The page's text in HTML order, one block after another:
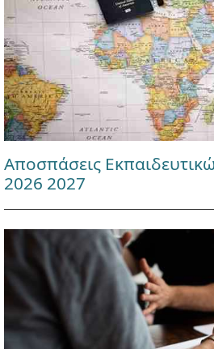
Αποσπάσεις
2026 2027